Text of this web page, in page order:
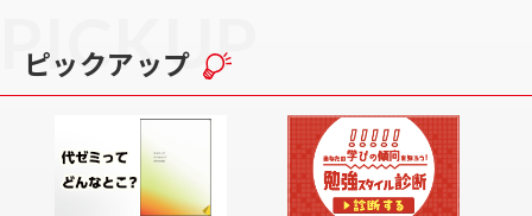
ピックアップ
PICKUP